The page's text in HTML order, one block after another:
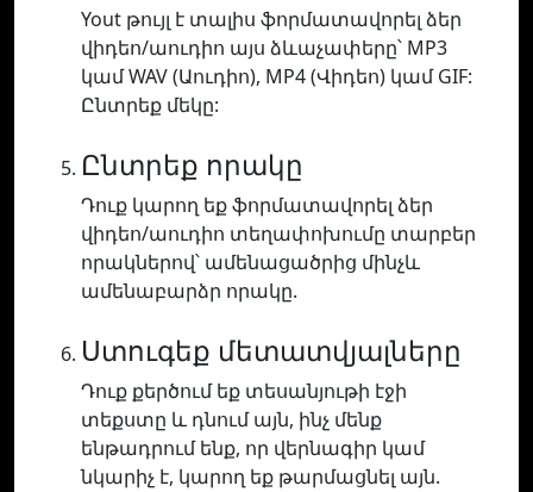
Yout թույլ է տալիս ֆորմատավորել ձեր
վիդեո/աուդիո այս ձևաչափերը՝ MP3
կամ WAV (Աուդիո), MP4 (Վիդեո) կամ GIF:
Ընտրեք մեկը:
Ընտրեք որակը
Դուք կարող եք ֆորմատավորել ձեր
վիդեո/աուդիո տեղափոխումը տարբեր
որակներով՝ ամենացածրից մինչև
ամենաբարձր որակը.
Ստուգեք մետատվյալները
Դուք քերծում եք տեսանյութի էջի
տեքստը և դնում այն, ինչ մենք
ենթադրում ենք, որ վերնագիր կամ
նկարիչ է, կարող եք թարմացնել այն.